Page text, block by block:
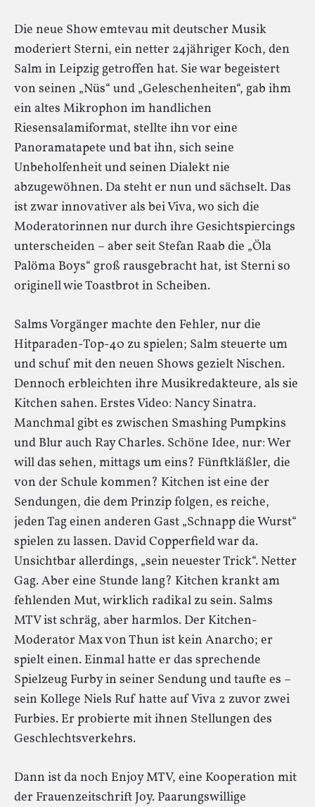
Die neue Show emtevau mit deutscher Musik
moderiert Sterni, ein netter 24jähriger Koch, den
Salm in Leipzig getroffen hat. Sie war begeistert
von seinen „Nüs“ und „Geleschenheiten“, gab ihm
ein altes Mikrophon im handlichen
Riesensalamiformat, stellte ihn vor eine
Panoramatapete und bat ihn, sich seine
Unbeholfenheit und seinen Dialekt nie
abzugewöhnen. Da steht er nun und sächselt. Das
ist zwar innovativer als bei Viva, wo sich die
Moderatorinnen nur durch ihre Gesichtspiercings
unterscheiden – aber seit Stefan Raab die „Öla
Palöma Boys“ groß rausgebracht hat, ist Sterni so
originell wie Toastbrot in Scheiben.
Salms Vorgänger machte den Fehler, nur die
Hitparaden-Top-40 zu spielen; Salm steuerte um
und schuf mit den neuen Shows gezielt Nischen.
Dennoch erbleichten ihre Musikredakteure, als sie
Kitchen sahen. Erstes Video: Nancy Sinatra.
Manchmal gibt es zwischen Smashing Pumpkins
und Blur auch Ray Charles. Schöne Idee, nur: Wer
will das sehen, mittags um eins? Fünftkläßler, die
von der Schule kommen? Kitchen ist eine der
Sendungen, die dem Prinzip folgen, es reiche,
jeden Tag einen anderen Gast „Schnapp die Wurst“
spielen zu lassen. David Copperfield war da.
Unsichtbar allerdings, „sein neuester Trick“. Netter
Gag. Aber eine Stunde lang? Kitchen krankt am
fehlenden Mut, wirklich radikal zu sein. Salms
MTV ist schräg, aber harmlos. Der Kitchen-
Moderator Max von Thun ist kein Anarcho; er
spielt einen. Einmal hatte er das sprechende
Spielzeug Furby in seiner Sendung und taufte es –
sein Kollege Niels Ruf hatte auf Viva 2 zuvor zwei
Furbies. Er probierte mit ihnen Stellungen des
Geschlechtsverkehrs.
Dann ist da noch Enjoy MTV, eine Kooperation mit
der Frauenzeitschrift Joy. Paarungswillige